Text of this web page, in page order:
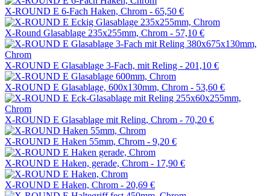
X-ROUND E 6-Fach Haken, Chrom - 65,50 €
X-Round Glasablage 235x255mm, Chrom - 57,10 €
X-ROUND E Glasablage 3-Fach, mit Reling - 201,10 €
X-ROUND E Glasablage, 600x130mm, Chrom - 53,60 €
X-ROUND E Glasablage mit Reling, Chrom - 70,20 €
X-ROUND E Haken 55mm, Chrom - 9,20 €
X-ROUND E Haken, gerade, Chrom - 17,90 €
X-ROUND E Haken, Chrom - 20,69 €